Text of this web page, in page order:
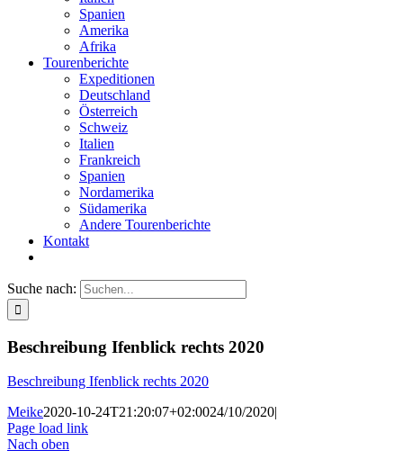
Spanien
Amerika
Afrika
Tourenberichte
Expeditionen
Deutschland
Österreich
Schweiz
Italien
Frankreich
Spanien
Nordamerika
Südamerika
Andere Tourenberichte
Kontakt
Suche nach:
Beschreibung Ifenblick rechts 2020
Beschreibung Ifenblick rechts 2020
Meike2020-10-24T21:20:07+02:0024/10/2020|
Page load link
Nach oben